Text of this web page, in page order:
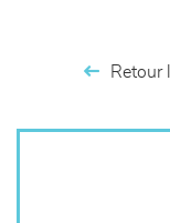
Retour